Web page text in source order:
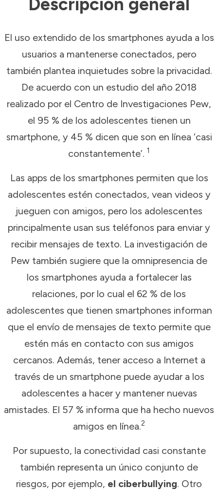
El uso extendido de los smartphones ayuda a los
usuarios a mantenerse conectados, pero
también plantea inquietudes sobre la privacidad.
De acuerdo con un estudio del año 2018
realizado por el Centro de Investigaciones Pew,
el 95 % de los adolescentes tienen un
smartphone, y 45 % dicen que son en línea ‘casi
constantemente’. 1
Las apps de los smartphones permiten que los
adolescentes estén conectados, vean videos y
jueguen con amigos, pero los adolescentes
principalmente usan sus teléfonos para enviar y
recibir mensajes de texto. La investigación de
Pew también sugiere que la omnipresencia de
los smartphones ayuda a fortalecer las
relaciones, por lo cual el 62 % de los
adolescentes que tienen smartphones informan
que el envío de mensajes de texto permite que
estén más en contacto con sus amigos
cercanos. Además, tener acceso a Internet a
través de un smartphone puede ayudar a los
adolescentes a hacer y mantener nuevas
amistades. El 57 % informa que ha hecho nuevos
amigos en línea.2
Por supuesto, la conectividad casi constante
también representa un único conjunto de
riesgos, por ejemplo, el ciberbullying. Otro